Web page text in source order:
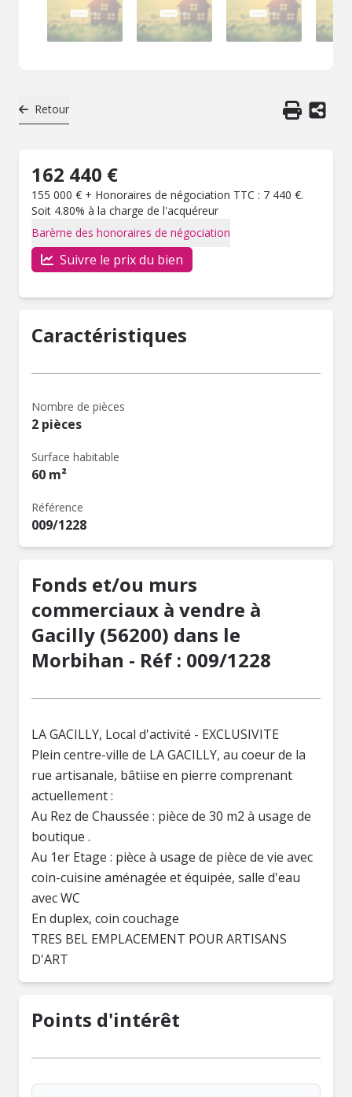
Retour
162 440 €
155 000 € + Honoraires de négociation TTC : 7 440 €.
Soit 4.80% à la charge de l'acquéreur
Barème des honoraires de négociation
Suivre le prix du bien
Caractéristiques
Nombre de pièces
2 pièces
Surface habitable
60 m²
Référence
009/1228
Fonds et/ou murs
commerciaux à vendre à
Gacilly (56200) dans le
Morbihan - Réf : 009/1228
LA GACILLY, Local d'activité - EXCLUSIVITE
Plein centre-ville de LA GACILLY, au coeur de la
rue artisanale, bâtiise en pierre comprenant
actuellement :
Au Rez de Chaussée : pièce de 30 m2 à usage de
boutique .
Au 1er Etage : pièce à usage de pièce de vie avec
coin-cuisine aménagée et équipée, salle d'eau
avec WC
En duplex, coin couchage
TRES BEL EMPLACEMENT POUR ARTISANS
D'ART
Points d'intérêt